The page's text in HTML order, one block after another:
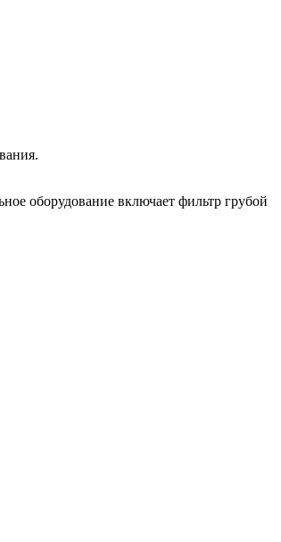
оборудование включает фильтр грубой